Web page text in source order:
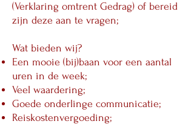
(Verklaring omtrent Gedrag) of bereid
zijn deze aan te vragen;
Wat bieden wij?
Een mooie (bij)baan voor een aantal
uren in de week;
Veel waardering;
Goede onderlinge communicatie;
Reiskostenvergoeding;